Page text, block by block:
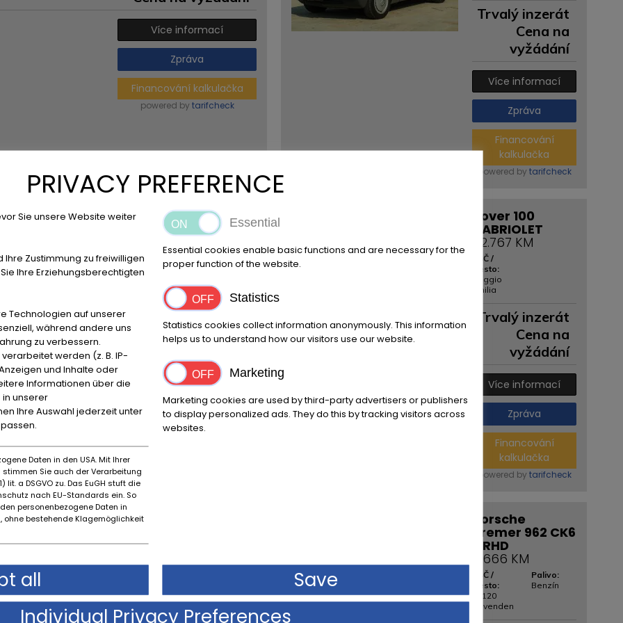
Více informací
Zpráva
Financování kalkulačka
powered by tarifcheck
Trvalý inzerát
Cena na
vyžádání
Více informací
Zpráva
Financování
kalkulačka
powered by tarifcheck
745 LI INDIVIDUAL
Emilia
Trvalý inzerát
Cena na vyžádání
Více informací
Zpráva
powered by tarifcheck
Rover 100
CABRIOLET
42.767 KM
PSČ /
Město:
Reggio
Emilia
Trvalý inzerát
Cena na
vyžádání
Více informací
Zpráva
Financování
kalkulačka
powered by tarifcheck
Emilia
Porsche
Kremer 962 CK6
- RHD
6.666 KM
PSČ /
Město:
37120
Bovenden
Palivo:
Benzín
PRIVACY PREFERENCE
Sie unsere Website weiter
Ihre Zustimmung zu freiwilligen
Ihre Erziehungsberechtigten
Technologien auf unserer
während andere uns
zu verbessern.
werden (z. B. IP-
und Inhalte oder
Informationen über die
unserer
Ihre Auswahl jederzeit unter
Daten in den USA. Mit Ihrer
Sie auch der Verarbeitung
a DSGVO zu. Das EuGH stuft die
nach EU-Standards ein. So
personenbezogene Daten in
bestehende Klagemöglichkeit
Essential
Essential cookies enable basic functions and are necessary for the
proper function of the website.
Statistics
Statistics cookies collect information anonymously. This information
helps us to understand how our visitors use our website.
Marketing
Marketing cookies are used by third-party advertisers or publishers
to display personalized ads. They do this by tracking visitors across
websites.
all
Save
Individual Privacy Preferences